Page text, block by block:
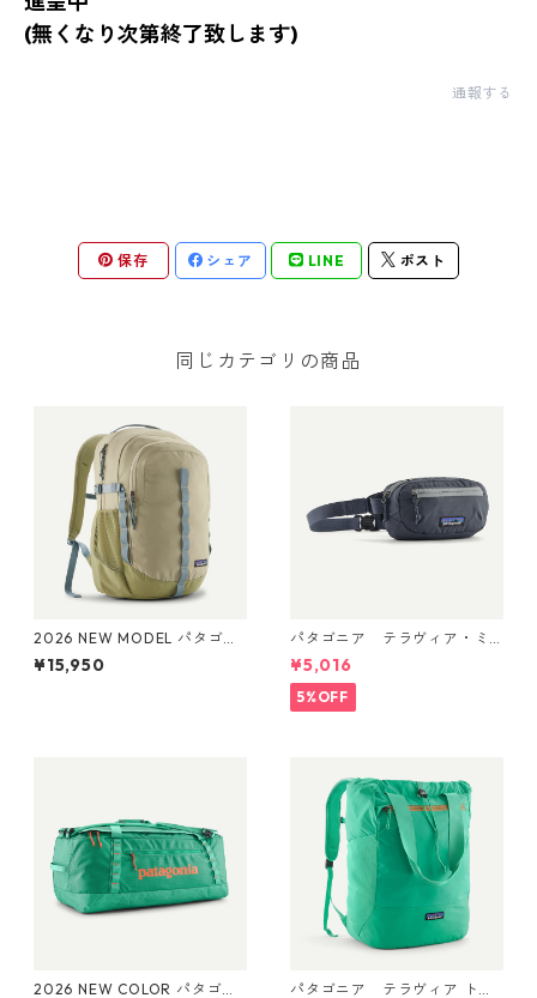
(無くなり次第終了致します)
通報する
保存 シェア LINE ポスト
同じカテゴリの商品
2026 NEW MODEL パタゴニ
ア レフュジオ・デイパック 2
6L Weathered Stone 47914
¥15,950
パタゴニア テラヴィア・ミ
ニ・ヒップ・パック 1L (カラ
ー Smolder Blue) Patagonia
Terravia Mini Hip Pack 1L 日
本正規品 製品番号 49448
¥5,016
5%OFF
2026 NEW COLOR パタゴニ
パタゴニア テラヴィア トー